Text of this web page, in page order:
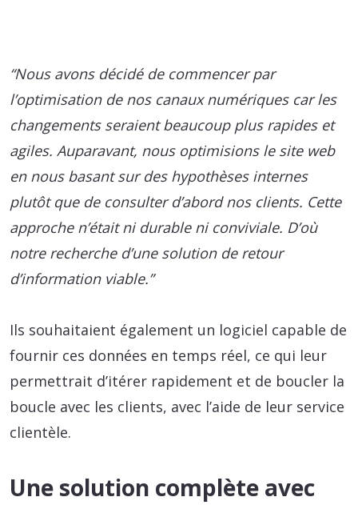
“Nous avons décidé de commencer par
l’optimisation de nos canaux numériques car les
changements seraient beaucoup plus rapides et
agiles. Auparavant, nous optimisions le site web
en nous basant sur des hypothèses internes
plutôt que de consulter d’abord nos clients. Cette
approche n’était ni durable ni conviviale. D’où
notre recherche d’une solution de retour
d’information viable.”
Ils souhaitaient également un logiciel capable de
fournir ces données en temps réel, ce qui leur
permettrait d’itérer rapidement et de boucler la
boucle avec les clients, avec l’aide de leur service
clientèle.
Une solution complète avec